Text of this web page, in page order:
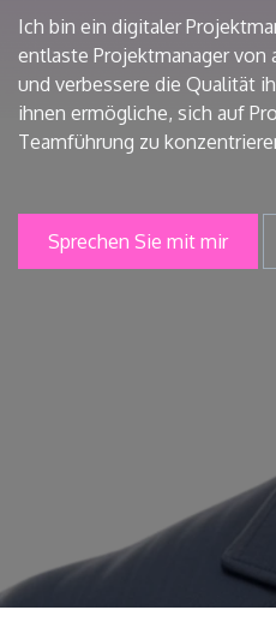
Ich bin ein digitaler
entlaste Projektmanager von
und verbessere die Qualität
ihnen ermögliche, sich auf
Teamführung zu
Sprechen Sie mit mir